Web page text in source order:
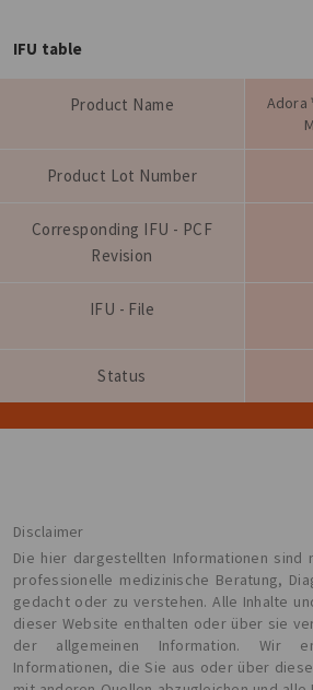
IFU table
Product Name
Adora
Product Lot Number
Corresponding IFU - PCF
Revision
IFU - File
Status
Disclaimer
Die hier dargestellten Informationen sind
professionelle medizinische Beratung,
gedacht oder zu verstehen. Alle Inhalte
dieser Website enthalten oder über sie
der allgemeinen Information. Wir
Informationen, die Sie aus oder über